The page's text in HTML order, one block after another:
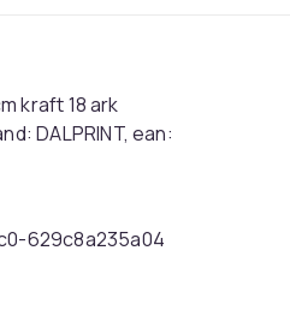
kraft 18 ark
DALPRINT, ean:
629c8a235a04